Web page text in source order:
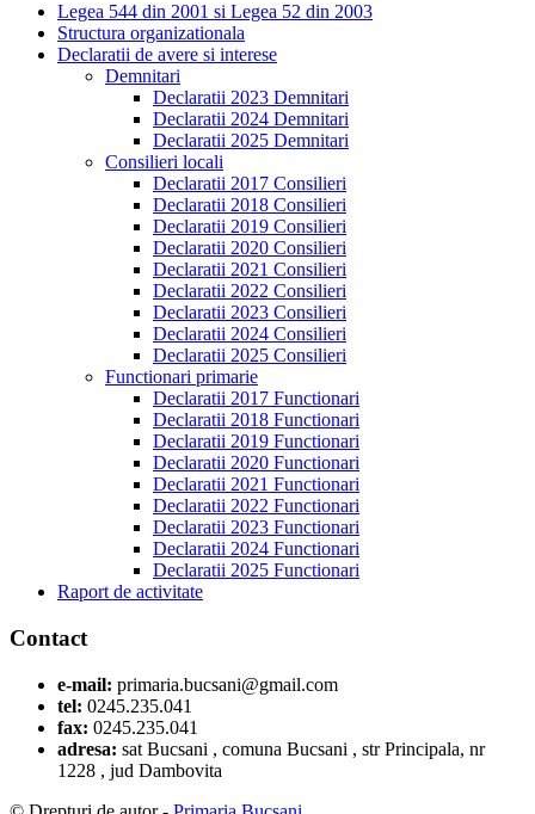
Legea 544 din 2001 si Legea 52 din 2003
Structura organizationala
Declaratii de avere si interese
Demnitari
Declaratii 2023 Demnitari
Declaratii 2024 Demnitari
Declaratii 2025 Demnitari
Consilieri locali
Declaratii 2017 Consilieri
Declaratii 2018 Consilieri
Declaratii 2019 Consilieri
Declaratii 2020 Consilieri
Declaratii 2021 Consilieri
Declaratii 2022 Consilieri
Declaratii 2023 Consilieri
Declaratii 2024 Consilieri
Declaratii 2025 Consilieri
Functionari primarie
Declaratii 2017 Functionari
Declaratii 2018 Functionari
Declaratii 2019 Functionari
Declaratii 2020 Functionari
Declaratii 2021 Functionari
Declaratii 2022 Functionari
Declaratii 2023 Functionari
Declaratii 2024 Functionari
Declaratii 2025 Functionari
Raport de activitate
Contact
e-mail: primaria.bucsani@gmail.com
tel: 0245.235.041
fax: 0245.235.041
adresa: sat Bucsani , comuna Bucsani , str Principala, nr
1228 , jud Dambovita